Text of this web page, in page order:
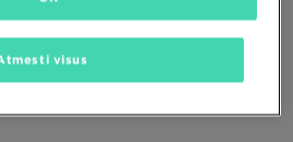
30 dienų iki nuolaidos)
visus